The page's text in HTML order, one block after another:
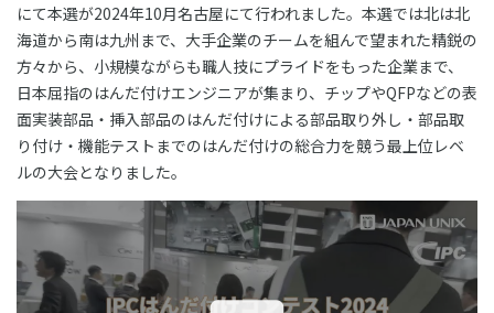
にて本選が2024年10月名古屋にて行われました。本選では北は北
海道から南は九州まで、大手企業のチームを組んで望まれた精鋭の
方々から、小規模ながらも職人技にプライドをもった企業まで、
日本屈指のはんだ付けエンジニアが集まり、チップやQFPなどの表
面実装部品・挿入部品のはんだ付けによる部品取り外し・部品取
り付け・機能テストまでのはんだ付けの総合力を競う最上位レベ
ルの大会となりました。